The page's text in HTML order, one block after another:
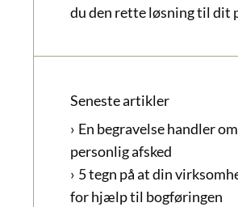
du den rette løsning til dit
Seneste artikler
En begravelse handler
personlig afsked
5 tegn på at din
for hjælp til bogføringen